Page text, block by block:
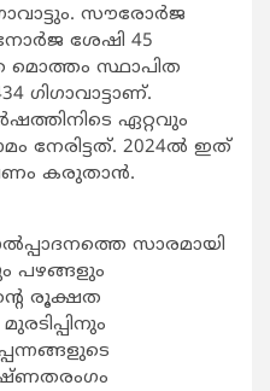
സൗരോര്‍ജ
ശേഷി 45
മൊത്തം സ്ഥാപിത
ഗിഗാവാട്ടാണ്.
ഏറ്റവും
നേരിട്ടത്. 2024ല്‍ ഇത്
കരുതാന്‍.
സാരമായി
പഴങ്ങളും
രൂക്ഷത